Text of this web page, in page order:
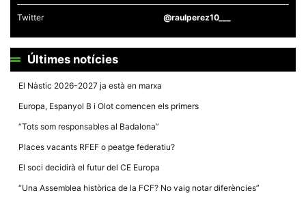
Twitter @raulperez10___
Últimes notícies
El Nàstic 2026-2027 ja està en marxa
Europa, Espanyol B i Olot comencen els primers
“Tots som responsables al Badalona”
Places vacants RFEF o peatge federatiu?
El soci decidirà el futur del CE Europa
“Una Assemblea històrica de la FCF? No vaig notar diferències”
Recopilem
dades
estadístiques
de manera
anònima d'ús
nostre lloc web